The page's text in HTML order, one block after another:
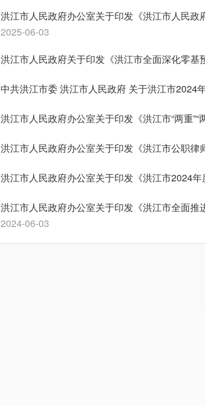
洪江市人民政府办公室关于印发《洪江市人民
2025-06-03
洪江市人民政府关于印发《洪江市全面深化零基
中共洪江市委 洪江市人民政府 关于洪江市2024
洪江市人民政府办公室关于印发《洪江市“两重
洪江市人民政府办公室关于印发《洪江市公职律
洪江市人民政府办公室关于印发《洪江市2024
洪江市人民政府办公室关于印发《洪江市全面
2024-06-03